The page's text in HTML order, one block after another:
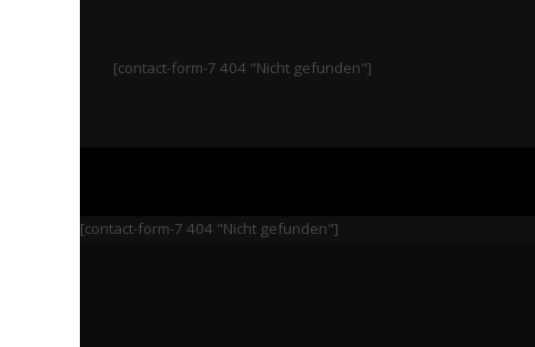
[contact-form-7 404 "Nicht gefunden"]
[contact-form-7 404 "Nicht gefunden"]